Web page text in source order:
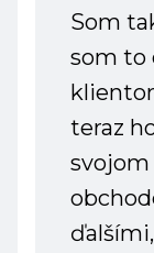
Som
som to
teraz